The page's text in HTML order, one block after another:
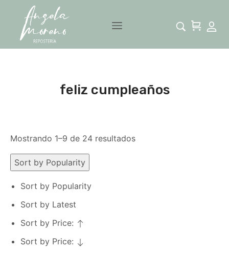
feliz cumpleaños
Mostrando 1–9 de 24 resultados
Sort by Popularity
Sort by Popularity
Sort by Latest
Sort by Price:
Sort by Price: